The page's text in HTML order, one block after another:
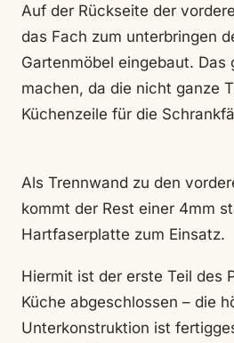
Auf der Rückseite der
das Fach zum unterbringen
Gartenmöbel eingebaut. Das
machen, da die nicht ganze
Küchenzeile für die
Als Trennwand zu den
kommt der Rest einer 4mm
Hartfaserplatte zum Einsatz.
Hiermit ist der erste Teil des
Küche abgeschlossen – die
Unterkonstruktion ist